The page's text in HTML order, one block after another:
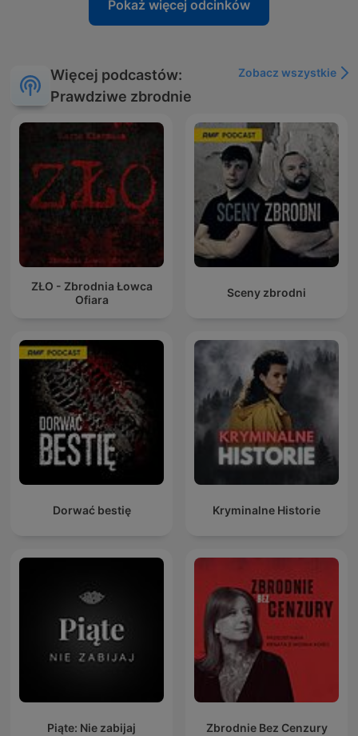
Pokaż więcej odcinków
Więcej podcastów:
Prawdziwe zbrodnie
Zobacz wszystkie
ZŁO - Zbrodnia Łowca
Ofiara
Sceny zbrodni
Dorwać bestię Kryminalne Historie
Piąte: Nie zabijaj Zbrodnie Bez Cenzury